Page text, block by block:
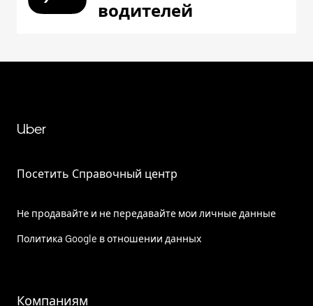
водителей
Uber
Посетить Справочный центр
Не продавайте и не передавайте мои личные данные
Политика Google в отношении данных
Компаниям